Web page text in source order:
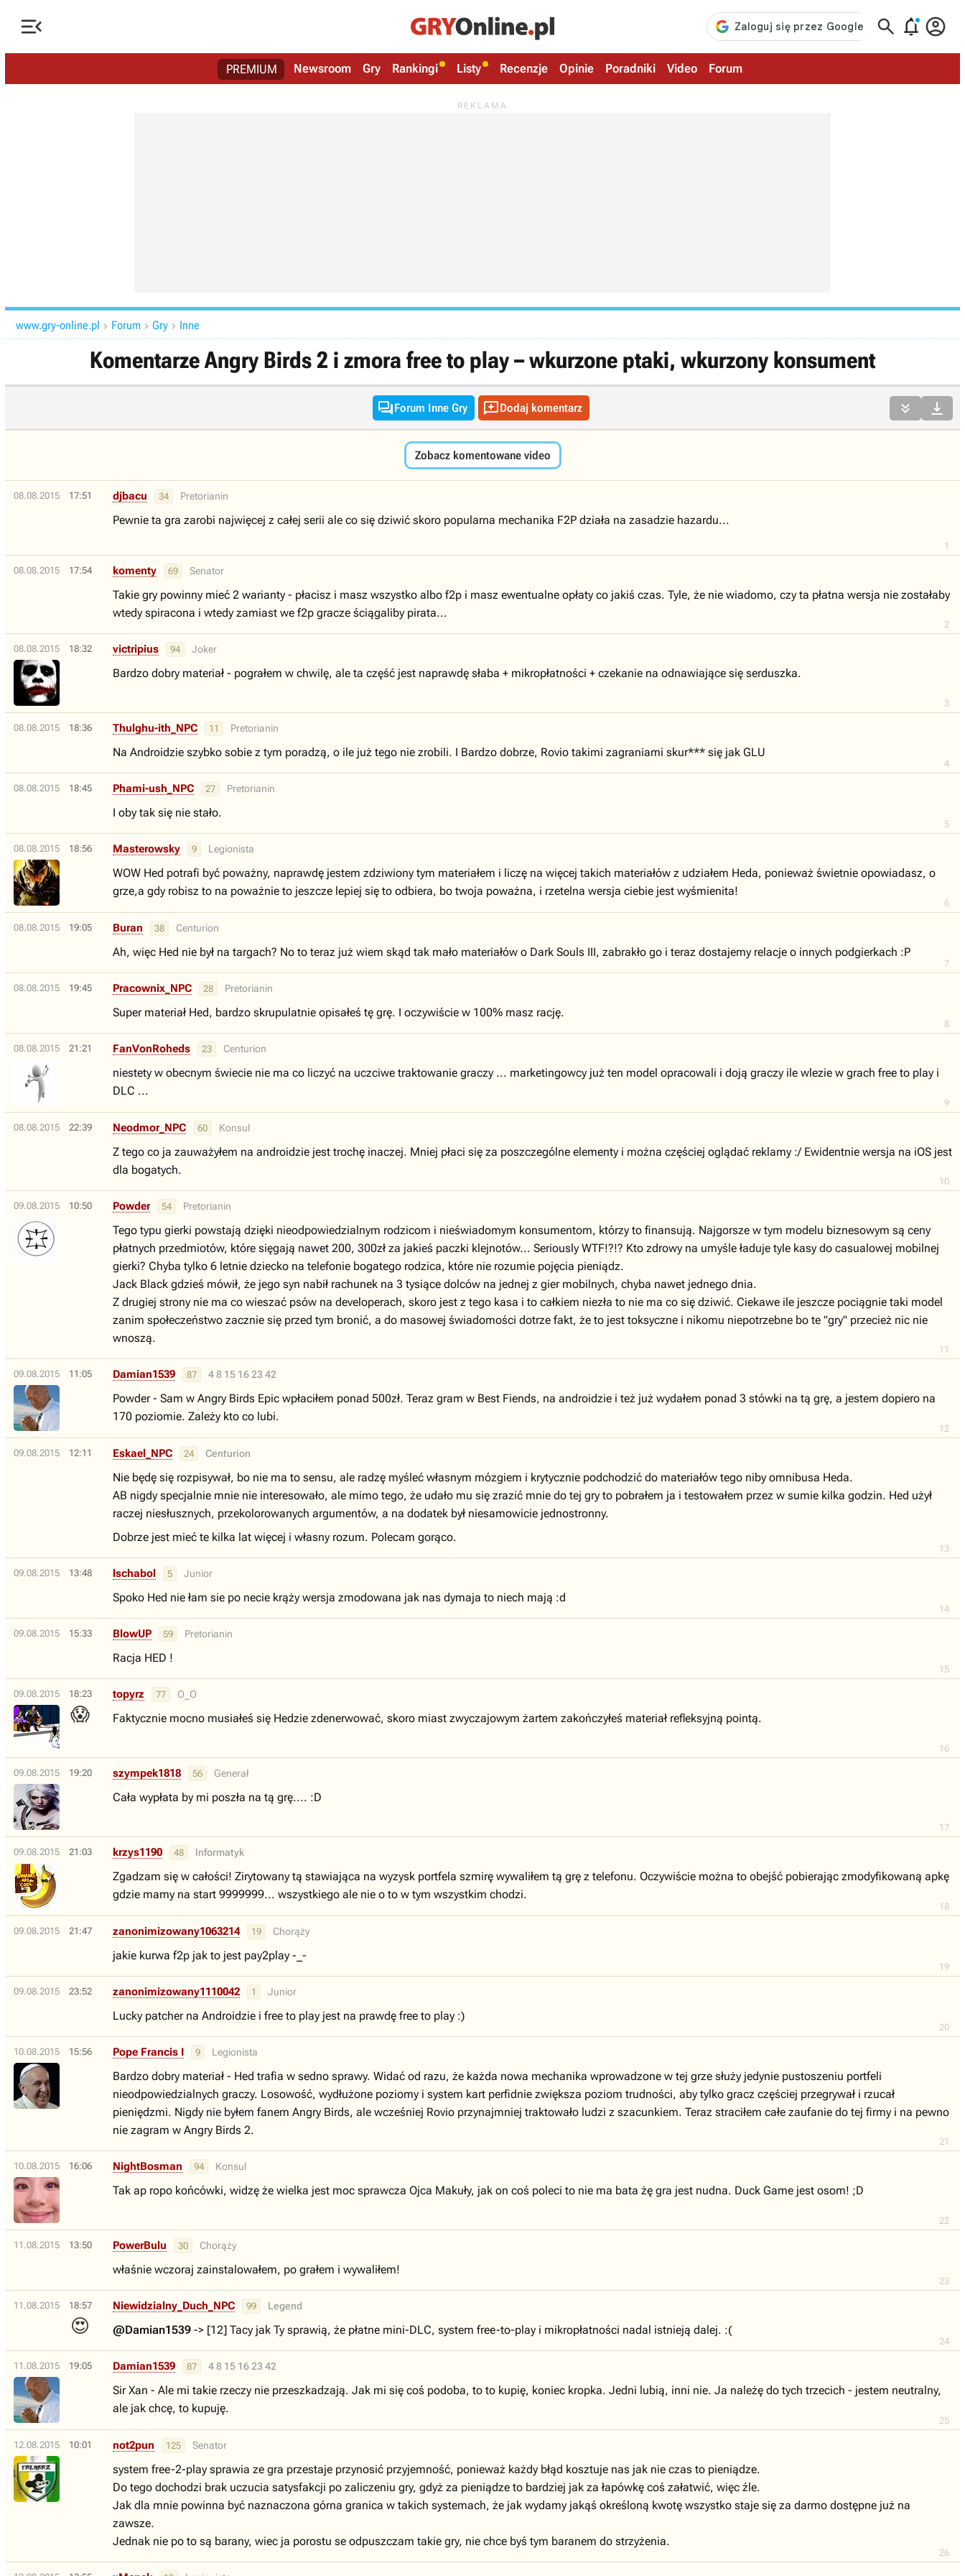
   
PREMIUM Newsroom Gry Rankingi Listy Recenzje Opinie Poradniki Video Forum
www.gry-online.pl  Forum  Gry  Inne
Komentarze Angry Birds 2 i zmora free to play – wkurzone ptaki, wkurzony konsument
Forum Inne Gry Dodaj komentarz  
Zobacz komentowane video
08.08.2015 17:51
1
djbacu 34 Pretorianin
Pewnie ta gra zarobi najwięcej z całej serii ale co się dziwić skoro popularna mechanika F2P działa na zasadzie hazardu...
08.08.2015 17:54
2
komenty 69 Senator
Takie gry powinny mieć 2 warianty - płacisz i masz wszystko albo f2p i masz ewentualne opłaty co jakiś czas. Tyle, że nie wiadomo, czy ta płatna wersja nie zostałaby
wtedy spiracona i wtedy zamiast we f2p gracze ściągaliby pirata...
08.08.2015 18:32
3
victripius 94 Joker
Bardzo dobry materiał - pograłem w chwilę, ale ta część jest naprawdę słaba + mikropłatności + czekanie na odnawiające się serduszka.
08.08.2015 18:36
4
Thulghu-ith_NPC 11 Pretorianin
Na Androidzie szybko sobie z tym poradzą, o ile już tego nie zrobili. I Bardzo dobrze, Rovio takimi zagraniami skur*** się jak GLU
08.08.2015 18:45
5
Phami-ush_NPC 27 Pretorianin
I oby tak się nie stało.
08.08.2015 18:56
6
Masterowsky 9 Legionista
WOW Hed potrafi być poważny, naprawdę jestem zdziwiony tym materiałem i liczę na więcej takich materiałów z udziałem Heda, ponieważ świetnie opowiadasz, o
grze,a gdy robisz to na poważnie to jeszcze lepiej się to odbiera, bo twoja poważna, i rzetelna wersja ciebie jest wyśmienita!
08.08.2015 19:05
7
Buran 38 Centurion
Ah, więc Hed nie był na targach? No to teraz już wiem skąd tak mało materiałów o Dark Souls III, zabrakło go i teraz dostajemy relacje o innych podgierkach :P
08.08.2015 19:45
8
Pracownix_NPC 28 Pretorianin
Super materiał Hed, bardzo skrupulatnie opisałeś tę grę. I oczywiście w 100% masz rację.
08.08.2015 21:21
9
FanVonRoheds 23 Centurion
niestety w obecnym świecie nie ma co liczyć na uczciwe traktowanie graczy ... marketingowcy już ten model opracowali i doją graczy ile wlezie w grach free to play i
DLC ...
08.08.2015 22:39
10
Neodmor_NPC 60 Konsul
Z tego co ja zauważyłem na androidzie jest trochę inaczej. Mniej płaci się za poszczególne elementy i można częściej oglądać reklamy :/ Ewidentnie wersja na iOS jest
dla bogatych.
09.08.2015 10:50
11
Powder 54 Pretorianin
Tego typu gierki powstają dzięki nieodpowiedzialnym rodzicom i nieświadomym konsumentom, którzy to finansują. Najgorsze w tym modelu biznesowym są ceny
płatnych przedmiotów, które sięgają nawet 200, 300zł za jakieś paczki klejnotów... Seriously WTF!?!? Kto zdrowy na umyśle ładuje tyle kasy do casualowej mobilnej
gierki? Chyba tylko 6 letnie dziecko na telefonie bogatego rodzica, które nie rozumie pojęcia pieniądz.
Jack Black gdzieś mówił, że jego syn nabił rachunek na 3 tysiące dolców na jednej z gier mobilnych, chyba nawet jednego dnia.
Z drugiej strony nie ma co wieszać psów na developerach, skoro jest z tego kasa i to całkiem niezła to nie ma co się dziwić. Ciekawe ile jeszcze pociągnie taki model
zanim społeczeństwo zacznie się przed tym bronić, a do masowej świadomości dotrze fakt, że to jest toksyczne i nikomu niepotrzebne bo te "gry" przecież nic nie
wnoszą.
09.08.2015 11:05
12
Damian1539 87 4 8 15 16 23 42
Powder - Sam w Angry Birds Epic wpłaciłem ponad 500zł. Teraz gram w Best Fiends, na androidzie i też już wydałem ponad 3 stówki na tą grę, a jestem dopiero na
170 poziomie. Zależy kto co lubi.
09.08.2015 12:11
13
Eskael_NPC 24 Centurion
Nie będę się rozpisywał, bo nie ma to sensu, ale radzę myśleć własnym mózgiem i krytycznie podchodzić do materiałów tego niby omnibusa Heda.
AB nigdy specjalnie mnie nie interesowało, ale mimo tego, że udało mu się zrazić mnie do tej gry to pobrałem ja i testowałem przez w sumie kilka godzin. Hed użył
raczej niesłusznych, przekolorowanych argumentów, a na dodatek był niesamowicie jednostronny.
Dobrze jest mieć te kilka lat więcej i własny rozum. Polecam gorąco.
09.08.2015 13:48
14
lschabol 5 Junior
Spoko Hed nie łam sie po necie krąży wersja zmodowana jak nas dymaja to niech mają :d
09.08.2015 15:33
15
BlowUP 59 Pretorianin
Racja HED !
09.08.2015 18:23
😱
16
topyrz 77 O_O
Faktycznie mocno musiałeś się Hedzie zdenerwować, skoro miast zwyczajowym żartem zakończyłeś materiał refleksyjną pointą.
09.08.2015 19:20
17
szympek1818 56 Generał
Cała wypłata by mi poszła na tą grę.... :D
09.08.2015 21:03
18
krzys1190 48 Informatyk
Zgadzam się w całości! Zirytowany tą stawiająca na wyzysk portfela szmirę wywaliłem tą grę z telefonu. Oczywiście można to obejść pobierając zmodyfikowaną apkę
gdzie mamy na start 9999999... wszystkiego ale nie o to w tym wszystkim chodzi.
09.08.2015 21:47
19
zanonimizowany1063214 19 Chorąży
jakie kurwa f2p jak to jest pay2play -_-
09.08.2015 23:52
20
zanonimizowany1110042 1 Junior
Lucky patcher na Androidzie i free to play jest na prawdę free to play :)
10.08.2015 15:56
21
Pope Francis I 9 Legionista
Bardzo dobry materiał - Hed trafia w sedno sprawy. Widać od razu, że każda nowa mechanika wprowadzone w tej grze służy jedynie pustoszeniu portfeli
nieodpowiedzialnych graczy. Losowość, wydłużone poziomy i system kart perfidnie zwiększa poziom trudności, aby tylko gracz częściej przegrywał i rzucał
pieniędzmi. Nigdy nie byłem fanem Angry Birds, ale wcześniej Rovio przynajmniej traktowało ludzi z szacunkiem. Teraz straciłem całe zaufanie do tej firmy i na pewno
nie zagram w Angry Birds 2.
10.08.2015 16:06
22
NightBosman 94 Konsul
Tak ap ropo końcówki, widzę że wielka jest moc sprawcza Ojca Makuły, jak on coś poleci to nie ma bata żę gra jest nudna. Duck Game jest osom! ;D
11.08.2015 13:50
23
PowerBulu 30 Chorąży
właśnie wczoraj zainstalowałem, po grałem i wywaliłem!
11.08.2015 18:57
😍
24
Niewidzialny_Duch_NPC 99 Legend
@Damian1539 -> [12] Tacy jak Ty sprawią, że płatne mini-DLC, system free-to-play i mikropłatności nadal istnieją dalej. :(
11.08.2015 19:05
25
Damian1539 87 4 8 15 16 23 42
Sir Xan - Ale mi takie rzeczy nie przeszkadzają. Jak mi się coś podoba, to to kupię, koniec kropka. Jedni lubią, inni nie. Ja należę do tych trzecich - jestem neutralny,
ale jak chcę, to kupuję.
12.08.2015 10:01
26
not2pun 125 Senator
system free-2-play sprawia ze gra przestaje przynosić przyjemność, ponieważ każdy błąd kosztuje nas jak nie czas to pieniądze.
Do tego dochodzi brak uczucia satysfakcji po zaliczeniu gry, gdyż za pieniądze to bardziej jak za łapówkę coś załatwić, więc źle.
Jak dla mnie powinna być naznaczona górna granica w takich systemach, że jak wydamy jakąś określoną kwotę wszystko staje się za darmo dostępne już na
zawsze.
Jednak nie po to są barany, wiec ja porostu se odpuszczam takie gry, nie chce byś tym baranem do strzyżenia.